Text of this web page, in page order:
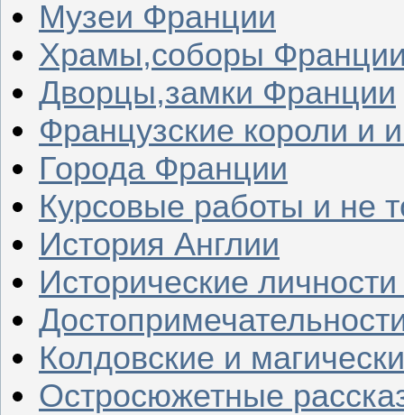
Музеи Франции
Храмы,соборы
Дворцы,замки Франции
Французские короли и
Города Франции
Курсовые работы и не
История Англии
Исторические
Колдовские и
Остросюжетные